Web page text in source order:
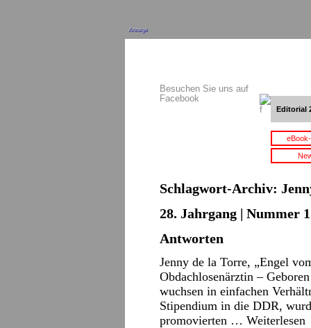
Anzeige
Besuchen Sie uns auf
Facebook
Editorial
Schlagwort-Archiv:
28. Jahrgang | Nummer
Antworten
Jenny de la Torre, „Engel
Obdachlosenärztin –
wuchsen in einfachen
Stipendium in die DDR,
promovierten … Weiterlesen